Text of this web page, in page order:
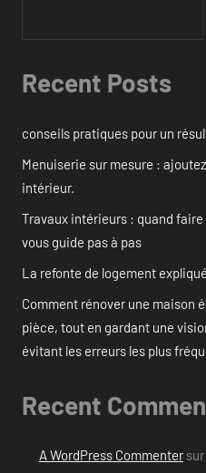
Recent Posts
conseils pratiques pour un
Menuiserie sur mesure :
intérieur.
Travaux intérieurs : quand faire
vous guide pas à pas
La refonte de logement
Comment rénover une maison
pièce, tout en gardant une
évitant les erreurs les plus
Recent
A WordPress Commentersur